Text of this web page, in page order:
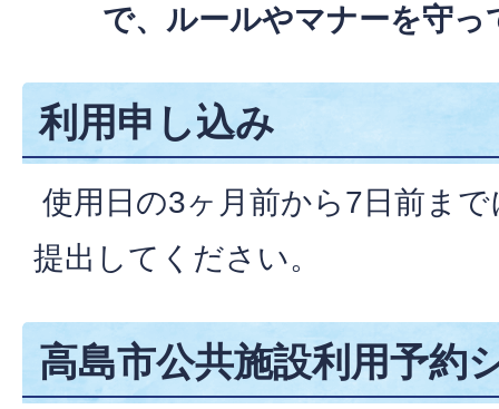
で、ルールやマナーを守
利用申し込み
使用日の3ヶ月前から7日前ま
提出してください。
高島市公共施設利用予約